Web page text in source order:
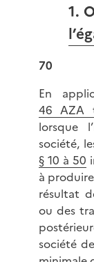
1.
70
En
46 AZA
lorsque
société,
§ 10 à 50
à
résultat
ou des
société